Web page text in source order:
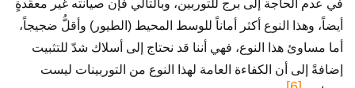
في عدم الحاجة إلى برج للتوربين، وبالتالي فإن صيانته غير معقّدةٍ
أيضاً، وهذا النوع أكثر أماناً للوسط المحيط (الطيور) وأقلُّ ضجيجاً،
أما مساوئ هذا النوع، فهي أننا قد نحتاج إلى أسلاك شدّ للتثبيت
إضافةً إلى أن الكفاءة العامة لهذا النوع من التوربينات ليست